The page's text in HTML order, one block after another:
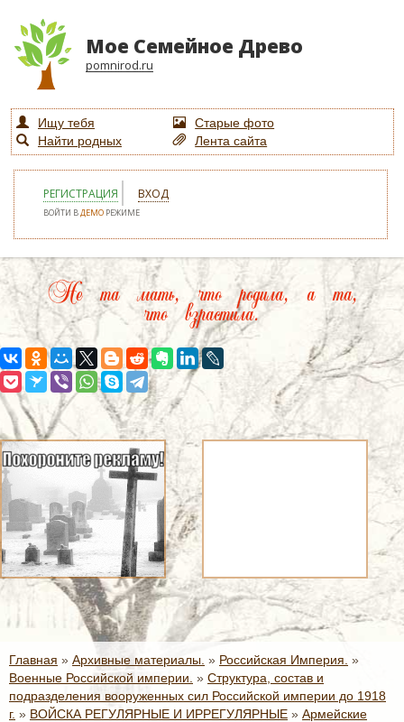
Мое Семейное Древо
pomnirod.ru
Ищу тебя
Старые фото
Найти родных
Лента сайта
РЕГИСТРАЦИЯ ВХОД
ВОЙТИ ВДЕМО РЕЖИМЕ
Не та мать, что родила, а та,
что взрастила.
Главная » Архивные материалы. » Российская Империя. »
Военные Российской империи. » Структура, состав и
подразделения вооруженных сил Российской империи до 1918
г. » ВОЙСКА РЕГУЛЯРНЫЕ И ИРРЕГУЛЯРНЫЕ » Армейские